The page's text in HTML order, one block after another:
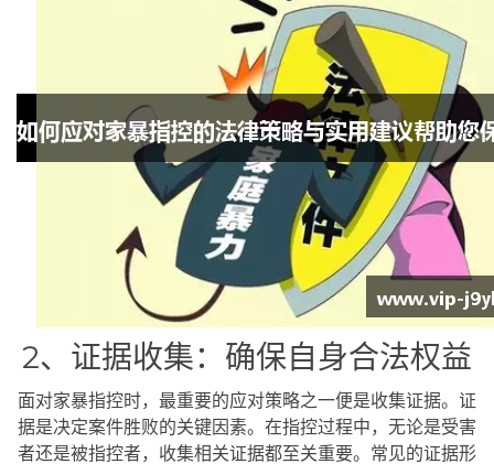
2、证据收集：确保自身合法权益
面对家暴指控时，最重要的应对策略之一便是收集证据。证
据是决定案件胜败的关键因素。在指控过程中，无论是受害
者还是被指控者，收集相关证据都至关重要。常见的证据形